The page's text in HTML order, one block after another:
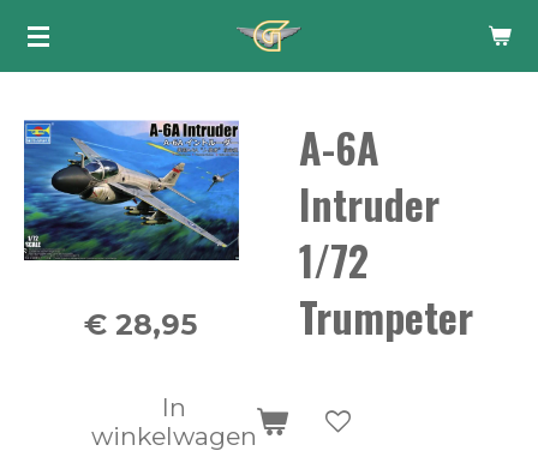
Ga
de
hoofdinhoud
A-6A
Intruder
1/72
Trumpeter
€ 28,95
In
winkelwagen